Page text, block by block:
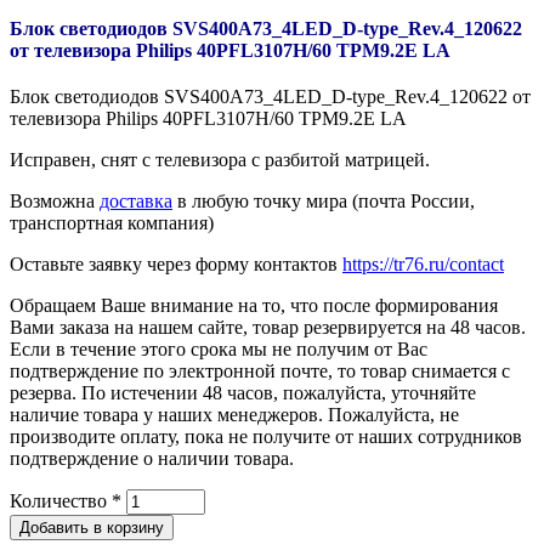
Блок светодиодов SVS400A73_4LED_D-type_Rev.4_120622
от телевизора Philips 40PFL3107H/60 TPM9.2E LA
Блок светодиодов SVS400A73_4LED_D-type_Rev.4_120622 от
телевизора Philips 40PFL3107H/60 TPM9.2E LA
Исправен, снят с телевизора с разбитой матрицей.
Возможна доставка в любую точку мира (почта России,
транспортная компания)
Оставьте заявку через форму контактов https://tr76.ru/contact
Обращаем Ваше внимание на то, что после формирования
Вами заказа на нашем сайте, товар резервируется на 48 часов.
Если в течение этого срока мы не получим от Вас
подтверждение по электронной почте, то товар снимается с
резерва. По истечении 48 часов, пожалуйста, уточняйте
наличие товара у наших менеджеров. Пожалуйста, не
производите оплату, пока не получите от наших сотрудников
подтверждение о наличии товара.
Количество *